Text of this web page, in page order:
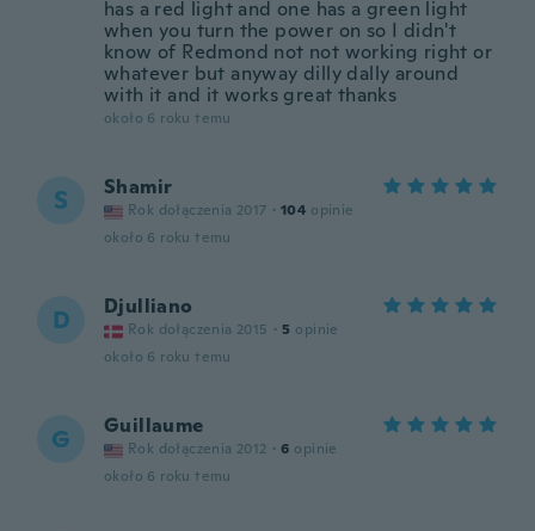
has a red light and one has a green light
when you turn the power on so I didn't
know of Redmond not not working right or
whatever but anyway dilly dally around
with it and it works great thanks
około 6 roku temu
S Shamir
Rok dołączenia 2017 · 104 opinie
około 6 roku temu
D Djulliano
Rok dołączenia 2015 · 5 opinie
około 6 roku temu
G Guillaume
Rok dołączenia 2012 · 6 opinie
około 6 roku temu